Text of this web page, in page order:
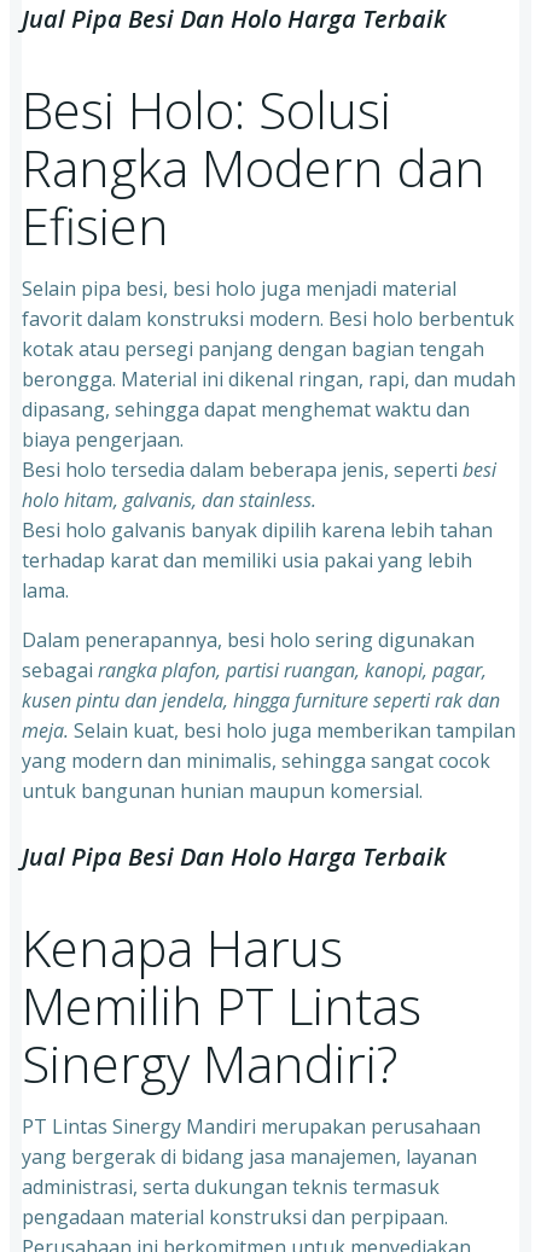
Jual Pipa Besi Dan Holo Harga Terbaik
Besi Holo: Solusi
Rangka Modern dan
Efisien
Selain pipa besi, besi holo juga menjadi material
favorit dalam konstruksi modern. Besi holo berbentuk
kotak atau persegi panjang dengan bagian tengah
berongga. Material ini dikenal ringan, rapi, dan mudah
dipasang, sehingga dapat menghemat waktu dan
biaya pengerjaan.
Besi holo tersedia dalam beberapa jenis, seperti besi
holo hitam, galvanis, dan stainless.
Besi holo galvanis banyak dipilih karena lebih tahan
terhadap karat dan memiliki usia pakai yang lebih
lama.
Dalam penerapannya, besi holo sering digunakan
sebagai rangka plafon, partisi ruangan, kanopi, pagar,
kusen pintu dan jendela, hingga furniture seperti rak dan
meja. Selain kuat, besi holo juga memberikan tampilan
yang modern dan minimalis, sehingga sangat cocok
untuk bangunan hunian maupun komersial.
Jual Pipa Besi Dan Holo Harga Terbaik
Kenapa Harus
Memilih PT Lintas
Sinergy Mandiri?
PT Lintas Sinergy Mandiri merupakan perusahaan
yang bergerak di bidang jasa manajemen, layanan
administrasi, serta dukungan teknis termasuk
pengadaan material konstruksi dan perpipaan.